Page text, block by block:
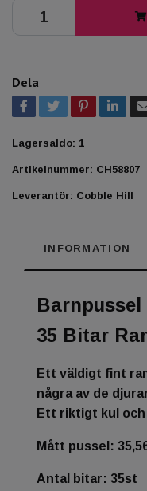
Dela
Lagersaldo: 1
Artikelnummer: CH58807
Leverantör: Cobble Hill
INFORMATION
35 Bitar
Ett väldigt fint
några av de
Ett riktigt kul
Mått pussel:
Antal bitar: 35st